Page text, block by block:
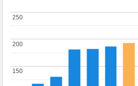
150
150
200
200
250
250